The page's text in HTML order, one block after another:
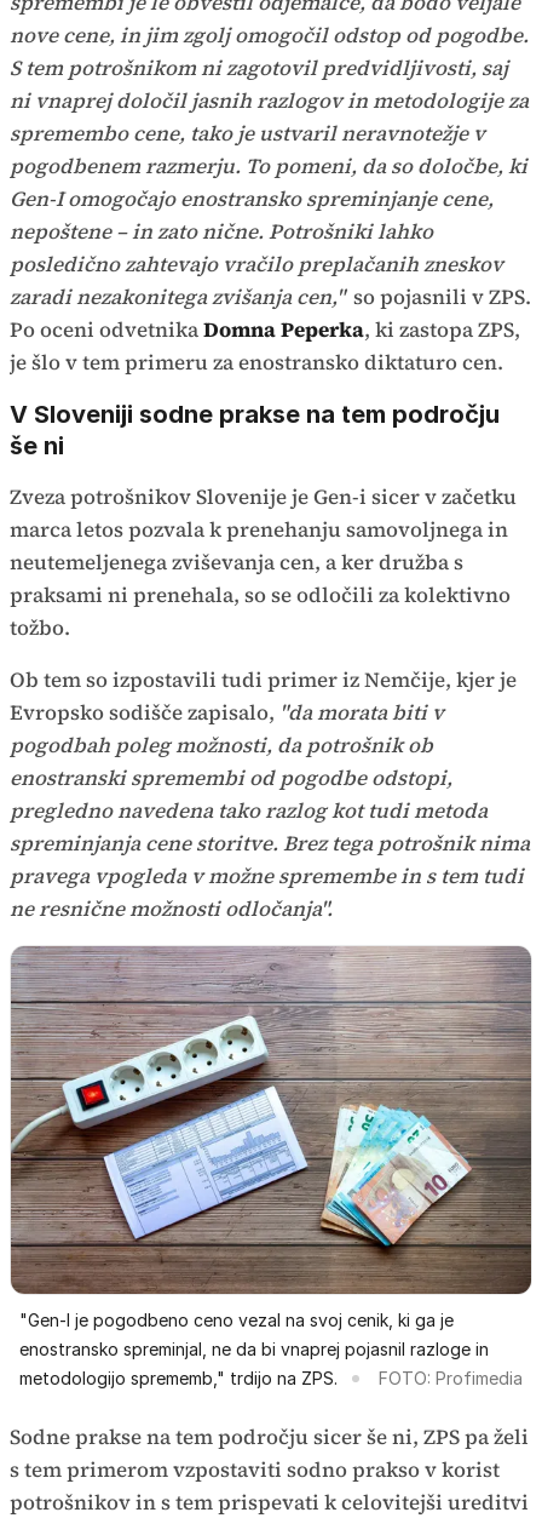
nove cene, in jim zgolj omogočil odstop od pogodbe.
S tem potrošnikom ni zagotovil predvidljivosti, saj
ni vnaprej določil jasnih razlogov in metodologije za
spremembo cene, tako je ustvaril neravnotežje v
pogodbenem razmerju. To pomeni, da so določbe, ki
Gen-I omogočajo enostransko spreminjanje cene,
nepoštene – in zato nične. Potrošniki lahko
posledično zahtevajo vračilo preplačanih zneskov
zaradi nezakonitega zvišanja cen," so pojasnili v ZPS.
Po oceni odvetnikaDomna Peperka, ki zastopa ZPS,
je šlo v tem primeru za enostransko diktaturo cen.
V Sloveniji sodne prakse na tem področju
še ni
Zveza potrošnikov Slovenije je Gen-i sicer v začetku
marca letos pozvala k prenehanju samovoljnega in
neutemeljenega zviševanja cen, a ker družba s
praksami ni prenehala, so se odločili za kolektivno
tožbo.
Ob tem so izpostavili tudi primer iz Nemčije, kjer je
Evropsko sodišče zapisalo, "da morata biti v
pogodbah poleg možnosti, da potrošnik ob
enostranski spremembi od pogodbe odstopi,
pregledno navedena tako razlog kot tudi metoda
spreminjanja cene storitve. Brez tega potrošnik nima
pravega vpogleda v možne spremembe in s tem tudi
ne resnične možnosti odločanja".
"Gen-I je pogodbeno ceno vezal na svoj cenik, ki ga je
enostransko spreminjal, ne da bi vnaprej pojasnil razloge in
metodologijo sprememb," trdijo na ZPS.
FOTO: Profimedia
Sodne prakse na tem področju sicer še ni, ZPS pa želi
s tem primerom vzpostaviti sodno prakso v korist
potrošnikov in s tem prispevati k celovitejši ureditvi